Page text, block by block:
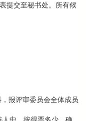
提交至秘书处。所有候
报评审委员会全体成员